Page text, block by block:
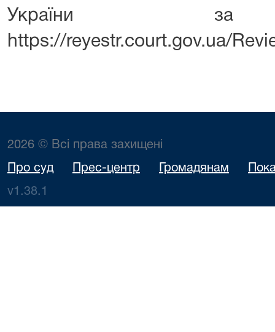
України за
https://reyestr.court.gov.ua/
2026 © Всі права захищені
Про суд Прес-центр Громадянам
v1.38.1